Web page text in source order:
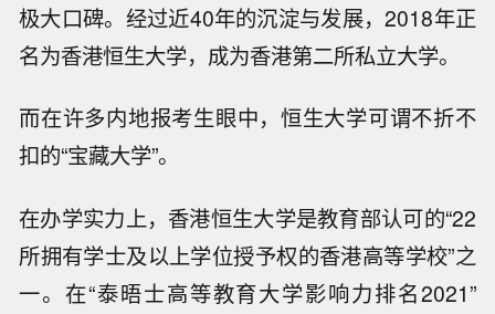
极大口碑。经过近40年的沉淀与发展，2018年正
名为香港恒生大学，成为香港第二所私立大学。
而在许多内地报考生眼中，恒生大学可谓不折不
扣的“宝藏大学”。
在办学实力上，香港恒生大学是教育部认可的“22
所拥有学士及以上学位授予权的香港高等学校”之
一。在“泰晤士高等教育大学影响力排名2021”